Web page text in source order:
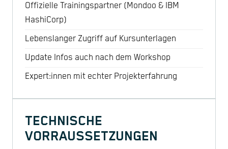
Offizielle Trainingspartner (Mondoo & IBM
HashiCorp)
Lebenslanger Zugriff auf Kursunterlagen
Update Infos auch nach dem Workshop
Expert:innen mit echter Projekterfahrung
TECHNISCHE
VORRAUSSETZUNGEN